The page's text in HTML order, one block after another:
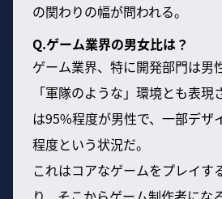
の関わりの幅が問われる。
Q.ゲーム業界の男女比は？
ゲーム業界、特に開発部門は男
「軍隊のような」環境とも表
は95%程度が男性で、一部デザ
程度という状況だ。
これはコアなゲームをプレイす